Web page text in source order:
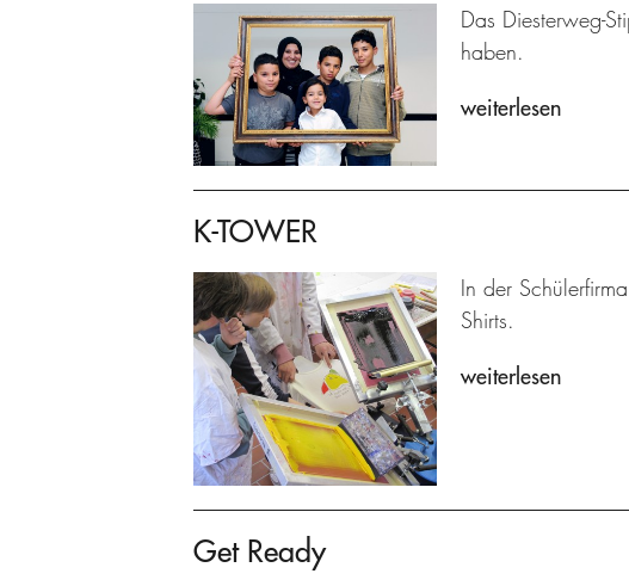
Das Diesterweg-
haben.
weiterlesen
K-TOWER
In der
Shirts.
weiterlesen
Get Ready